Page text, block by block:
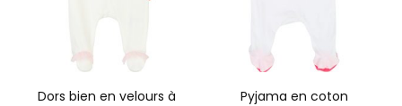
Dors bien en velours à
Pyjama en coton